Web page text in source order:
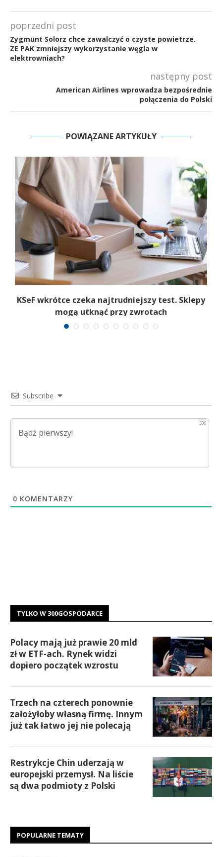
poprzedni post
Zygmunt Solorz chce zawalczyć o czyste powietrze.
ZE PAK zmniejszy wykorzystanie węgla w
elektrowniach?
następny post
American Airlines wprowadza bezpośrednie
połączenia do Polski
POWIĄZANE ARTYKUŁY
KSeF wkrótce czeka najtrudniejszy test. Sklepy
mogą utknąć przy zwrotach
Subscribe
500
0 KOMENTARZY
TYLKO W 300GOSPODARCE
Polacy mają już prawie 20 mld
zł w ETF-ach. Rynek widzi
dopiero początek wzrostu
Trzech na czterech ponownie
założyłoby własną firmę. Innym
już tak łatwo jej nie polecają
Restrykcje Chin uderzają w
europejski przemysł. Na liście
są dwa podmioty z Polski
POPULARNE TEMATY